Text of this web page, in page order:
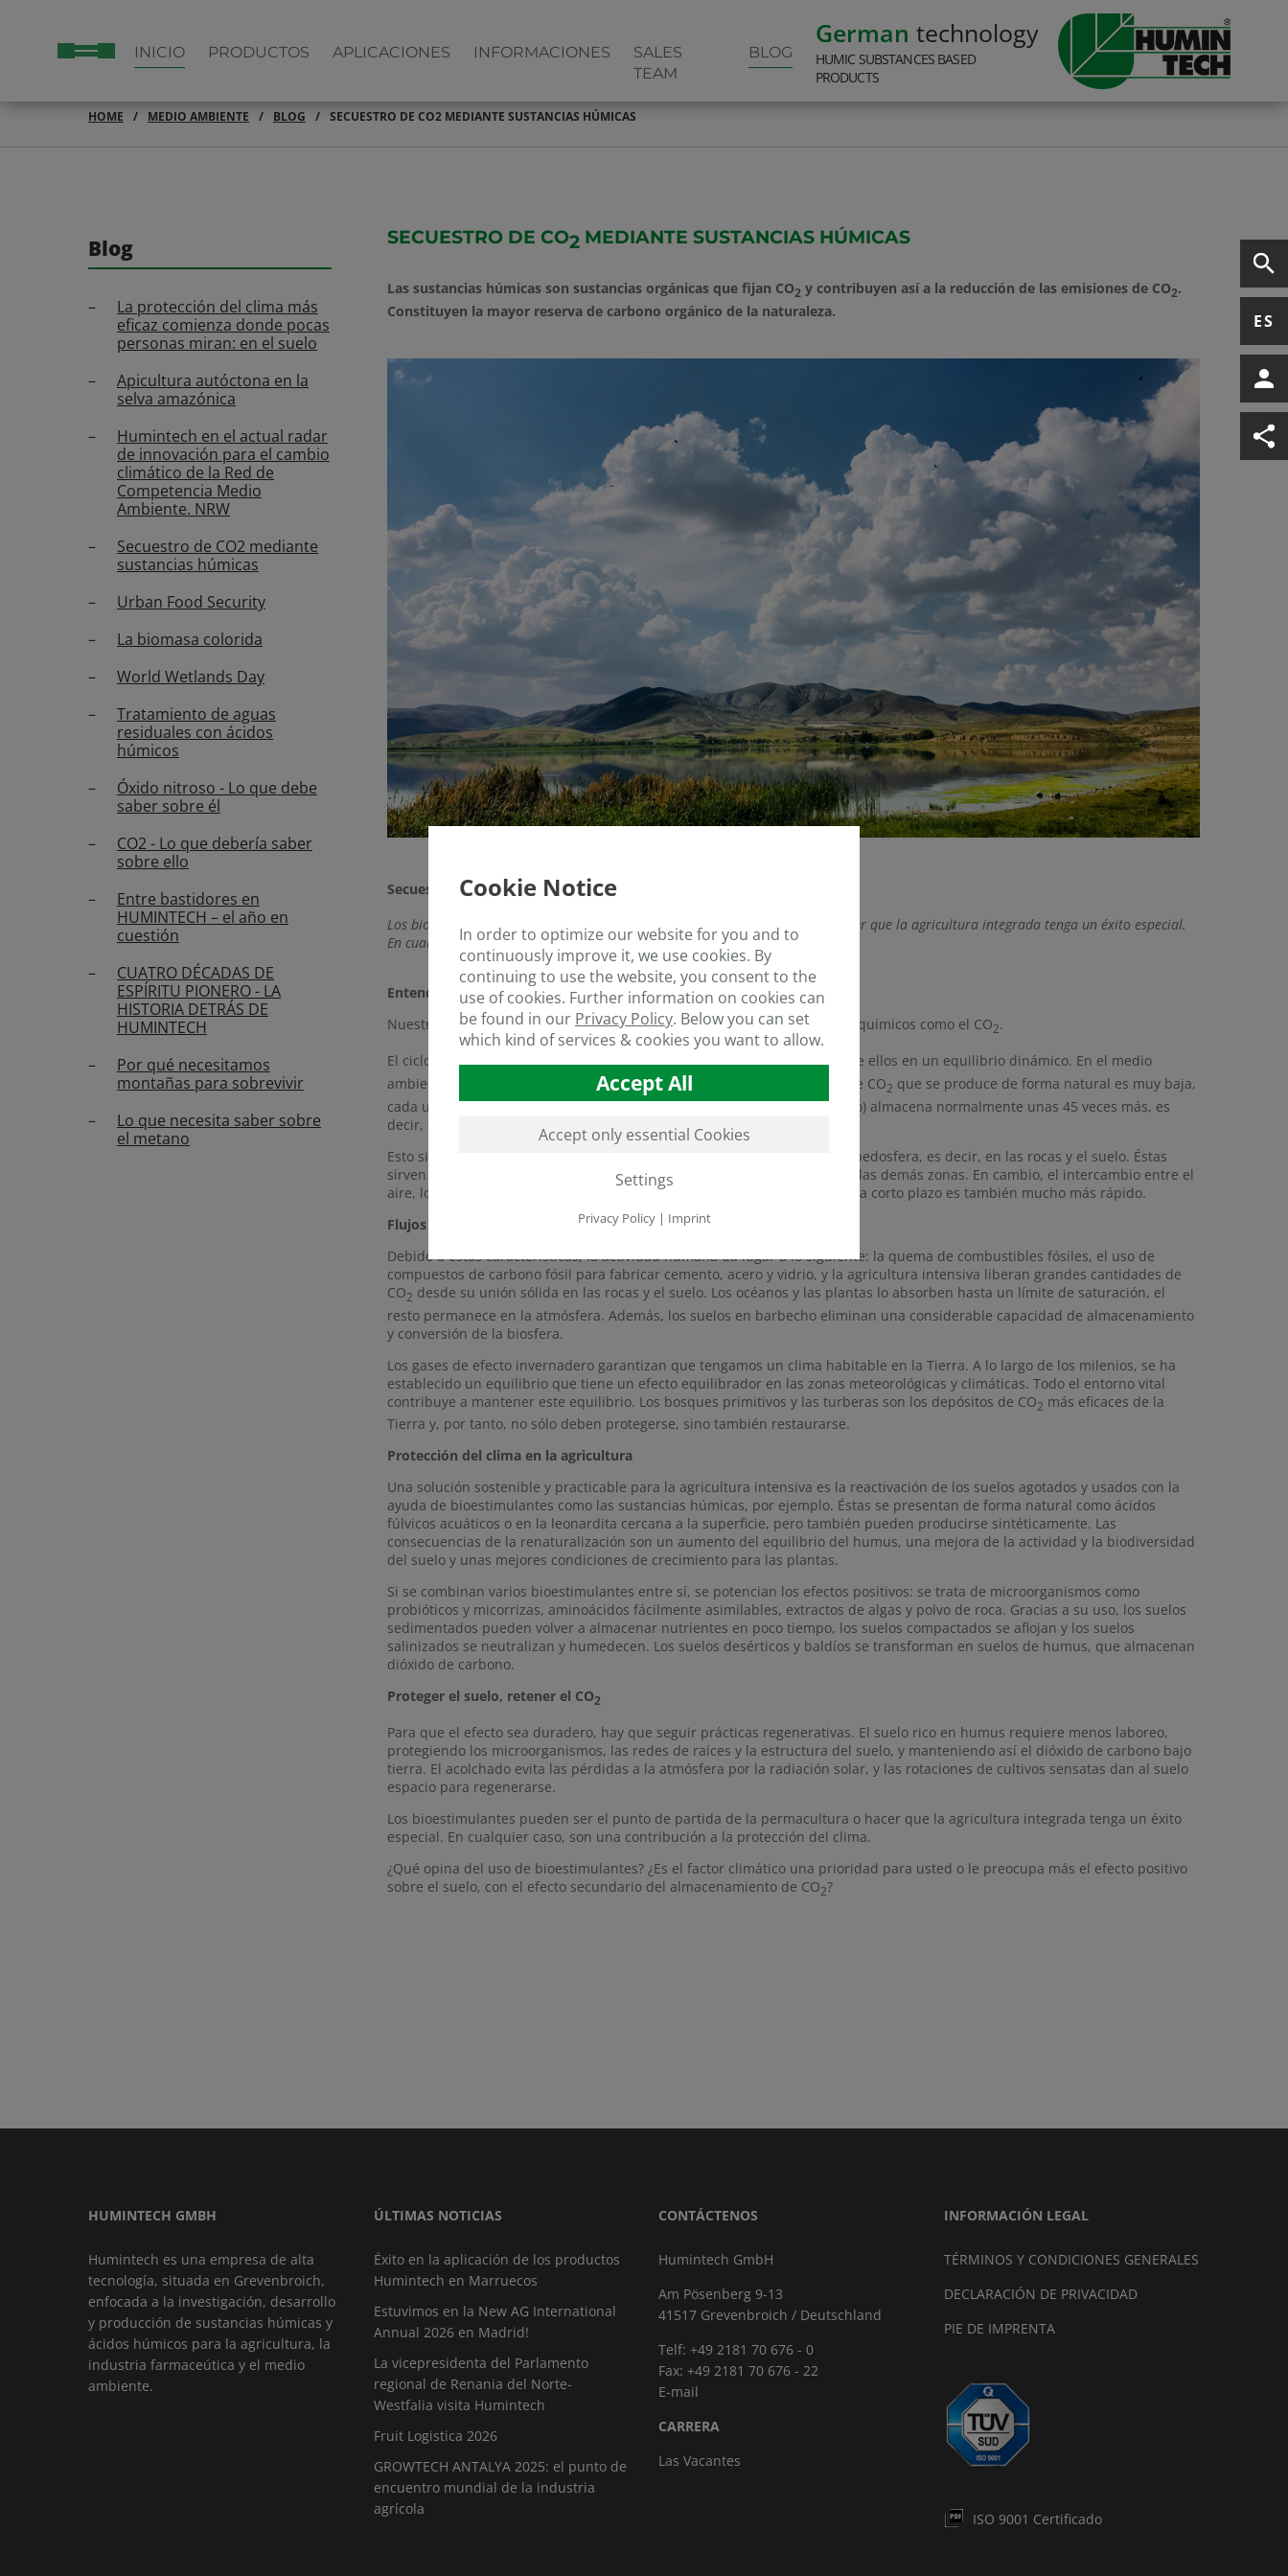
INICIO PRODUCTOS APLICACIONES INFORMACIONES
SALES
TEAM
BLOG
German technology
HUMIC SUBSTANCES BASED
PRODUCTS
ES
HOME MEDIO AMBIENTE BLOG SECUESTRO DE CO2 MEDIANTE SUSTANCIAS HÚMICAS
Blog
La protección del clima más
eficaz comienza donde pocas
personas miran: en el suelo
Apicultura autóctona en la
selva amazónica
Humintech en el actual radar
de innovación para el cambio
climático de la Red de
Competencia Medio
Ambiente. NRW
Secuestro de CO2 mediante
sustancias húmicas
Urban Food Security
La biomasa colorida
World Wetlands Day
Tratamiento de aguas
residuales con ácidos
húmicos
Óxido nitroso - Lo que debe
saber sobre él
CO2 - Lo que debería saber
sobre ello
Entre bastidores en
HUMINTECH – el año en
cuestión
CUATRO DÉCADAS DE
ESPÍRITU PIONERO - LA
HISTORIA DETRÁS DE
HUMINTECH
Por qué necesitamos
montañas para sobrevivir
Lo que necesita saber sobre
el metano
SECUESTRO DE CO2 MEDIANTE SUSTANCIAS HÚMICAS
Las sustancias húmicas son sustancias orgánicas que fijan CO2 y contribuyen así a la reducción de las emisiones de CO2.
Constituyen la mayor reserva de carbono orgánico de la naturaleza.
Secuestro de CO2mediante sustancias húmicas
Los bioestimulantes pueden ser el punto de partida de la permacultura o hacer que la agricultura integrada tenga un éxito especial.
En cualquier caso, son una contribución a la protección del clima.
Entender el ciclo del carbono
Nuestro planeta está formado por una cantidad constante de elementos químicos como el CO2.
El ciclo natural del carbono mantiene el contenido de CO2en cada uno de ellos en un equilibrio dinámico. En el medio
ambiente vivo (la biosfera) y en el aire (llamado atmósfera), la cantidad de CO2 que se produce de forma natural es muy baja,
cada una de ellas en torno al 0,001 % del total. La hidrosfera (agua y hielo) almacena normalmente unas 45 veces más, es
decir, el 0,045 % del suministro mundial.
Esto significa que alrededor del 99,95 % se encuentra en la litosfera y la pedosfera, es decir, en las rocas y el suelo. Éstas
sirven principalmente de depósitos y sólo tienen un flujo muy bajo hacia las demás zonas. En cambio, el intercambio entre el
aire, los organismos vivos y el agua es más dinámico. El almacenamiento a corto plazo es también mucho más rápido.
Flujos acelerados
Debido a estas características, la actividad humana da lugar a lo siguiente: la quema de combustibles fósiles, el uso de
compuestos de carbono fósil para fabricar cemento, acero y vidrio, y la agricultura intensiva liberan grandes cantidades de
CO2 desde su unión sólida en las rocas y el suelo. Los océanos y las plantas lo absorben hasta un límite de saturación, el
resto permanece en la atmósfera. Además, los suelos en barbecho eliminan una considerable capacidad de almacenamiento
y conversión de la biosfera.
Los gases de efecto invernadero garantizan que tengamos un clima habitable en la Tierra. A lo largo de los milenios, se ha
establecido un equilibrio que tiene un efecto equilibrador en las zonas meteorológicas y climáticas. Todo el entorno vital
contribuye a mantener este equilibrio. Los bosques primitivos y las turberas son los depósitos de CO2 más eficaces de la
Tierra y, por tanto, no sólo deben protegerse, sino también restaurarse.
Protección del clima en la agricultura
Una solución sostenible y practicable para la agricultura intensiva es la reactivación de los suelos agotados y usados con la
ayuda de bioestimulantes como las sustancias húmicas, por ejemplo. Éstas se presentan de forma natural como ácidos
fúlvicos acuáticos o en la leonardita cercana a la superficie, pero también pueden producirse sintéticamente. Las
consecuencias de la renaturalización son un aumento del equilibrio del humus, una mejora de la actividad y la biodiversidad
del suelo y unas mejores condiciones de crecimiento para las plantas.
Si se combinan varios bioestimulantes entre sí, se potencian los efectos positivos: se trata de microorganismos como
probióticos y micorrizas, aminoácidos fácilmente asimilables, extractos de algas y polvo de roca. Gracias a su uso, los suelos
sedimentados pueden volver a almacenar nutrientes en poco tiempo, los suelos compactados se aflojan y los suelos
salinizados se neutralizan y humedecen. Los suelos desérticos y baldíos se transforman en suelos de humus, que almacenan
dióxido de carbono.
Proteger el suelo, retener el CO2
Para que el efecto sea duradero, hay que seguir prácticas regenerativas. El suelo rico en humus requiere menos laboreo,
protegiendo los microorganismos, las redes de raíces y la estructura del suelo, y manteniendo así el dióxido de carbono bajo
tierra. El acolchado evita las pérdidas a la atmósfera por la radiación solar, y las rotaciones de cultivos sensatas dan al suelo
espacio para regenerarse.
Los bioestimulantes pueden ser el punto de partida de la permacultura o hacer que la agricultura integrada tenga un éxito
especial. En cualquier caso, son una contribución a la protección del clima.
¿Qué opina del uso de bioestimulantes? ¿Es el factor climático una prioridad para usted o le preocupa más el efecto positivo
sobre el suelo, con el efecto secundario del almacenamiento de CO2?
HUMINTECH GMBH
Humintech es una empresa de alta
tecnología, situada en Grevenbroich,
enfocada a la investigación, desarrollo
y producción de sustancias húmicas y
ácidos húmicos para la agricultura, la
industria farmaceútica y el medio
ambiente.
ÚLTIMAS NOTICIAS
Éxito en la aplicación de los productos
Humintech en Marruecos
Estuvimos en la New AG International
Annual 2026 en Madrid!
La vicepresidenta del Parlamento
regional de Renania del Norte-
Westfalia visita Humintech
Fruit Logistica 2026
GROWTECH ANTALYA 2025: el punto de
encuentro mundial de la industria
agrícola
CONTÁCTENOS
Humintech GmbH
Am Pösenberg 9-13
41517 Grevenbroich / Deutschland
Telf: +49 2181 70 676 - 0
Fax: +49 2181 70 676 - 22
E-mail
CARRERA
Las Vacantes
INFORMACIÓN LEGAL
TÉRMINOS Y CONDICIONES GENERALES
DECLARACIÓN DE PRIVACIDAD
PIE DE IMPRENTA
ISO 9001 Certificado
Cookie Notice
In order to optimize our website for you and to
continuously improve it, we use cookies. By
continuing to use the website, you consent to the
use of cookies. Further information on cookies can
be found in our Privacy Policy. Below you can set
which kind of services & cookies you want to allow.
Accept All
Accept only essential Cookies
Settings
Privacy Policy| Imprint